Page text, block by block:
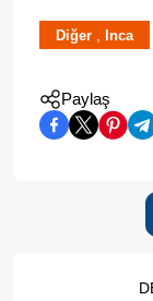
Diğer Inca
Paylaş